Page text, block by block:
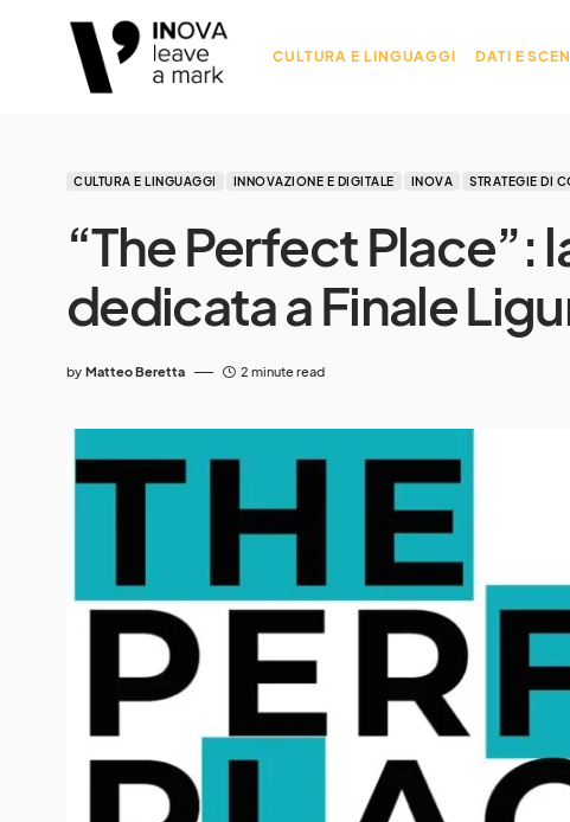
CULTURA E LINGUAGGI DATI E
CULTURA E LINGUAGGI INNOVAZIONE E DIGITALE INOVA STRATEGIE DI
“The Perfect Place”:
dedicata a Finale
by Matteo Beretta 2 minute read